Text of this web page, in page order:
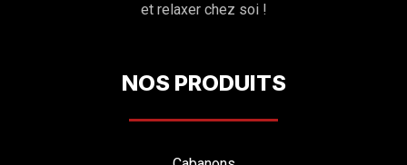
et relaxer chez soi !
NOS PRODUITS